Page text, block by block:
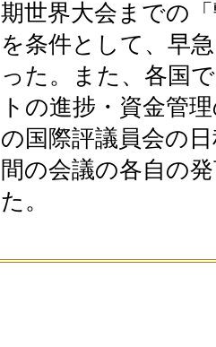
期世界大会までの
を条件として、早
った。また、各国
トの進捗・資金管
の国際評議員会の
間の会議の各自の
た。